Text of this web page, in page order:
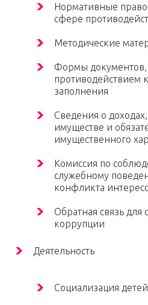
Нормативные
сфере
Методические
Формы документов,
противодействием
заполнения
Сведения о
имуществе и
имущественного
Комиссия по
служебному
конфликта
Обратная связь
коррупции
Деятельность
Социализация